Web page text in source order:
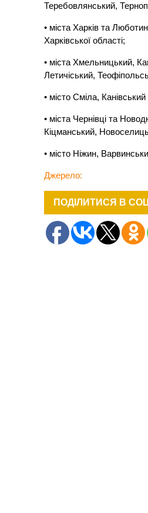
Теребовлянський,
• міста Харків та
Харківської області;
• міста Хмельницький,
Летичіський,
• місто Сміла,
• міста Чернівці та
Кіцманський,
• місто Ніжин,
Джерело:
ПОДІЛИТИСЯ В